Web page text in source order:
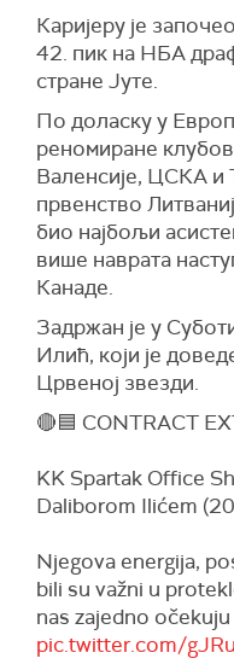
Каријеру је
42. пик на НБА
стране Јуте.
По доласку у
реномиране
Валенсије, ЦСКА и
првенство
био најбољи
више наврата
Канаде.
Задржан је у
Илић, који је
Црвеној звезди.
🔴🟦 CONTRACT
KK Spartak Office
Daliborom Ilićem
Njegova energija,
bili su važni u
nas zajedno
pic.twitter.com/